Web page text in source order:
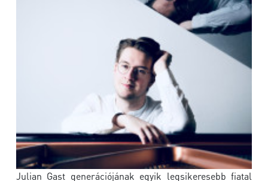
Julian Gast generációjának egyik legsikeresebb fiatal